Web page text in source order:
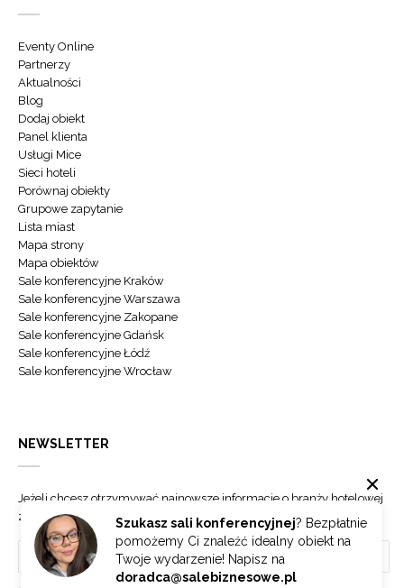
Szukasz sali konferencyjnej? Bezpłatnie
pomożemy Ci znaleźć idealny obiekt na
Twoje wydarzenie! Napisz na
doradca@salebiznesowe.pl
Eventy Online
Partnerzy
Aktualności
Blog
Dodaj obiekt
Panel klienta
Usługi Mice
Sieci hoteli
Porównaj obiekty
Grupowe zapytanie
Lista miast
Mapa strony
Mapa obiektów
Sale konferencyjne Kraków
Sale konferencyjne Warszawa
Sale konferencyjne Zakopane
Sale konferencyjne Gdańsk
Sale konferencyjne Łódź
Sale konferencyjne Wrocław
NEWSLETTER
Jeżeli chcesz otrzymywać najnowsze informacje o branży hotelowej
zapisz się do naszego newslettera.